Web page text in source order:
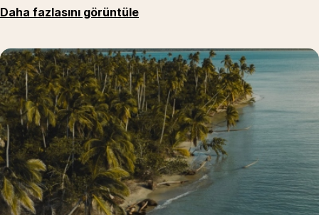
Daha fazlasını görüntüle